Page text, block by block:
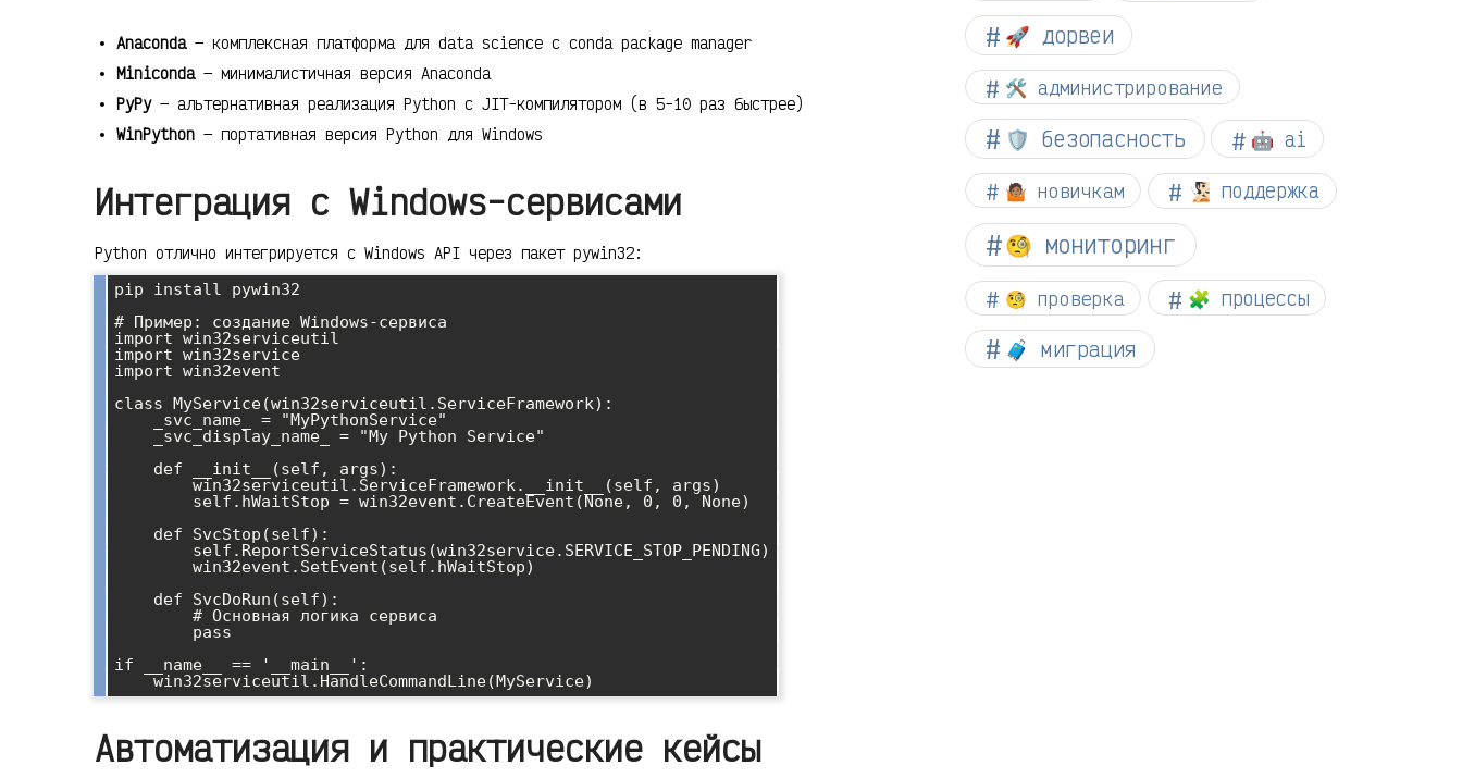
Anaconda— комплексная платформа для data science с conda package manager
Miniconda— минималистичная версия Anaconda
PyPy— альтернативная реализация Python с JIT-компилятором (в 5-10 раз быстрее)
WinPython — портативная версия Python для Windows
Интеграция с Windows-сервисами
Python отлично интегрируется с Windows API через пакет pywin32:
pip install pywin32
# Пример: создание Windows-сервиса
import win32serviceutil
import win32service
import win32event
class MyService(win32serviceutil.ServiceFramework):
if __name__ == '__main__':
Автоматизация и практические кейсы
🚀 дорвеи
🛠️ администрирование
🛡️ безопасность 🤖 ai
🤷🏽 новичкам 🧏🏻 поддержка
🧐 мониторинг
🧐 проверка 🧩 процессы
🧳 миграция